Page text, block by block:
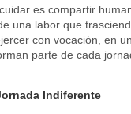
es compartir
una labor que
con vocación, en
parte de cada
Indiferente